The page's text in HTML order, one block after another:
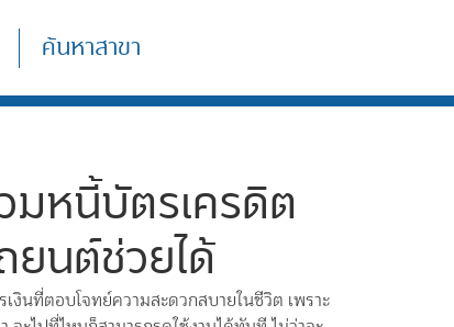
ค้นหาสาขา
มหนี้บัตรเครดิต
ยนต์ช่วยได้
นที่ตอบโจทย์ความสะดวกสบายในชีวิต เพราะ